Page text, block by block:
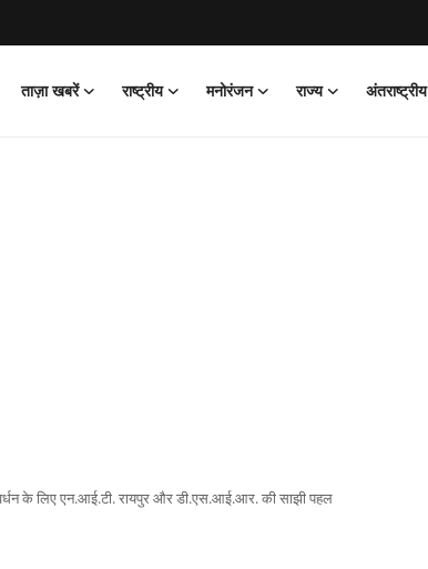
ताज़ा खबरें राष्ट्रीय मनोरंजन राज्य अंतराष्ट्रीय
के लिए एन.आई.टी. रायपुर और डी.एस.आई.आर. की साझी पहल